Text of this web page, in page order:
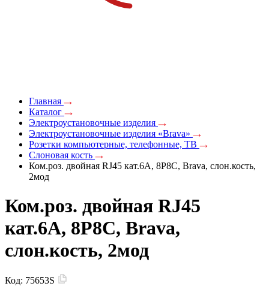
Главная
Каталог
Электроустановочные изделия
Электроустановочные изделия «Brava»
Розетки компьютерные, телефонные, ТВ
Слоновая кость
Ком.роз. двойная RJ45 кат.6A, 8P8C, Brava, слон.кость,
2мод
Ком.роз. двойная RJ45
кат.6A, 8P8C, Brava,
слон.кость, 2мод
Код: 75653S